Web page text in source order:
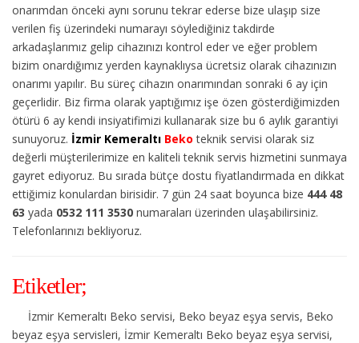
onarımdan önceki aynı sorunu tekrar ederse bize ulaşıp size
verilen fiş üzerindeki numarayı söylediğiniz takdirde
arkadaşlarımız gelip cihazınızı kontrol eder ve eğer problem
bizim onardığımız yerden kaynaklıysa ücretsiz olarak cihazınızın
onarımı yapılır. Bu süreç cihazın onarımından sonraki 6 ay için
geçerlidir. Biz firma olarak yaptığımız işe özen gösterdiğimizden
ötürü 6 ay kendi insiyatifimizi kullanarak size bu 6 aylık garantiyi
sunuyoruz. İzmir Kemeraltı Bekoteknik servisi olarak siz
değerli müşterilerimize en kaliteli teknik servis hizmetini sunmaya
gayret ediyoruz. Bu sırada bütçe dostu fiyatlandırmada en dikkat
ettiğimiz konulardan birisidir. 7 gün 24 saat boyunca bize 444 48
63 yada 0532 111 3530 numaraları üzerinden ulaşabilirsiniz.
Telefonlarınızı bekliyoruz.
Etiketler;
İzmir Kemeraltı Beko servisi, Beko beyaz eşya servis, Beko
beyaz eşya servisleri, İzmir Kemeraltı Beko beyaz eşya servisi,